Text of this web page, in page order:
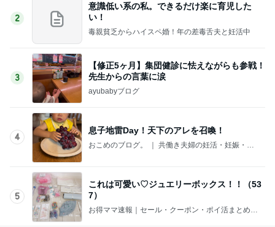
2
意識低い系の私。できるだけ楽に育児した
い！
毒親貧乏からハイスペ婚！年の差毒舌夫と妊活中
3
【修正5ヶ月】集団健診に怯えながらも参戦！
先生からの言葉に涙
ayubabyブログ
4
息子地雷Day！天下のアレを召喚！
おこめのブログ。 ｜ 共働き夫婦の妊活・妊娠・子
5
これは可愛い♡ジュエリーボックス！！（53
7）
お得ママ速報｜セール・クーポン・ポイ活まとめブ